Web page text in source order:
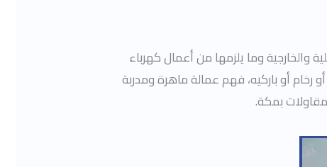
والخارجية وما يلزمها من أعمال كهرباء
رخام أو باركيه، فهم عمالة ماهرة ومدربة
بمكة.